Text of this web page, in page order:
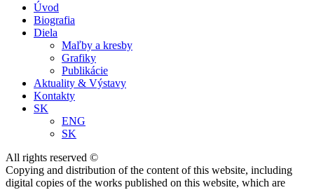
Úvod
Biografia
Diela
Maľby a kresby
Grafiky
Publikácie
Aktuality & Výstavy
Kontakty
SK
ENG
SK
All rights reserved ©
Copying and distribution of the content of this website, including
digital copies of the works published on this website, which are